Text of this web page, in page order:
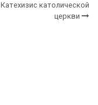
Катехизис католической
церкви